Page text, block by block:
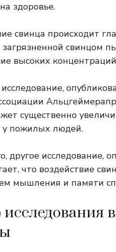
здоровье.
свинца происходит
свинцом
высоких
Альцгеймера
существенно
пожилых людей.
другое исследование,
что воздействие
мышления и памяти